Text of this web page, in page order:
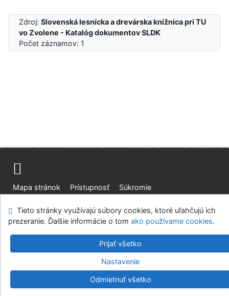
Zdroj:Slovenská lesnícka a drevárska knižnica pri TU
vo Zvolene - Katalóg dokumentov SLDK
Počet záznamov: 1
Mapa stránok Prístupnosť
Súkromie
Slovenská lesnícka a drevárska knižnica pri Technickej
univerzite vo Zvolene
©1993-2026IPACv.4.8.63a-Cosmotron Slovakia, s.r.o.
Tieto stránky využívajú súbory cookies, ktoré uľahčujú ich
prezeranie. Ďalšie informácie o tom ako používame cookies.
Prijať všetko
Nastavenie
Odmietnuť všetko